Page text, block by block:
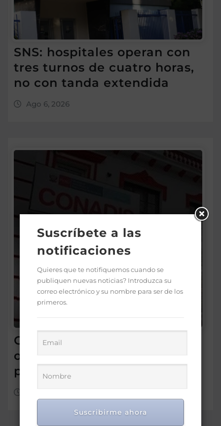
SNS: hospitales operan con
tres turnos de cuatro horas,
no con tanda extendida
Ago 6, 2026
Conadis logra el gobierno
otorgue pensiones solidarias
por discapacidad
Suscríbete a las
notificaciones
Quieres que te notifiquemos cuando se
publiquen nuevas noticias? Introduzca su
correo electrónico y su nombre para ser de los
primeros.
Suscribirme ahora